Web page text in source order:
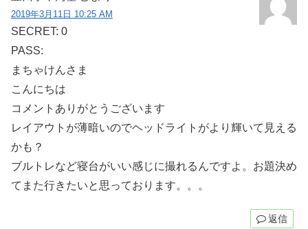
2019年3月11日 10:25 AM
SECRET: 0
PASS:
まちゃけんさま
こんにちは
コメントありがとうございます
レイアウトが薄暗いのでヘッドライトがより輝いて見える
かも？
ブルトレなど寝台がいい感じに撮れるんですよ。お題決め
てまた行きたいと思っております。。。
返信